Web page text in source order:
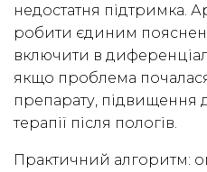
недостатня підтримка.
робити єдиним
включити в
якщо проблема
препарату, підвищення
терапії після пологів.
Практичний алгоритм: